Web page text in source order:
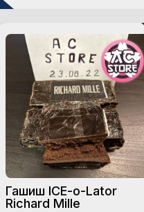
Гашиш ICE-o-Lator
Richard Mille